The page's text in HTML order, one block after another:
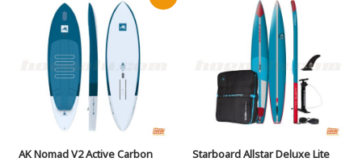
AK Nomad V2 Active Carbon Starboard Allstar Deluxe Lite